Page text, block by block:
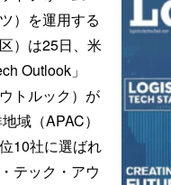
）を運用する
）は25日、米
Outlook」
トルック）が
域（APAC）
10社に選ばれ
テック・アウ